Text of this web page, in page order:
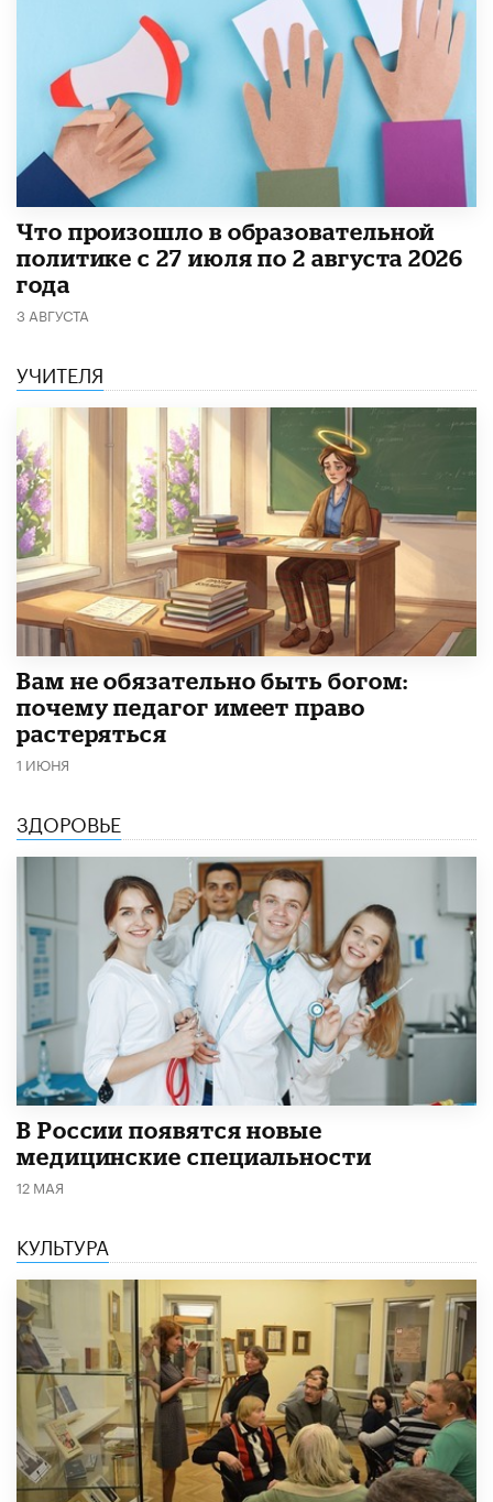
​Что произошло в образовательной
политике с 27 июля по 2 августа 2026
года
3 АВГУСТА
УЧИТЕЛЯ
​Вам не обязательно быть богом:
почему педагог имеет право
растеряться
1 ИЮНЯ
ЗДОРОВЬЕ
В России появятся новые
медицинские специальности
12 МАЯ
КУЛЬТУРА